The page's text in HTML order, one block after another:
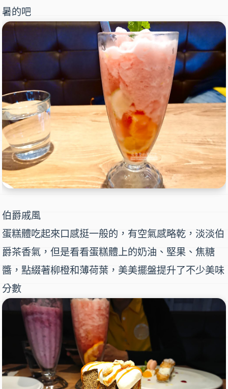
暑的吧
伯爵戚風
蛋糕體吃起來口感挺一般的，有空氣感略乾，淡淡伯
爵茶香氣，但是看看蛋糕體上的奶油、堅果、焦糖
醬，點綴著柳橙和薄荷葉，美美擺盤提升了不少美味
分數